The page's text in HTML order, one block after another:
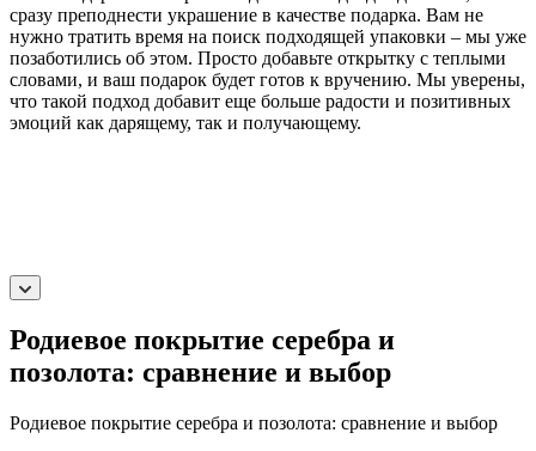
сразу преподнести украшение в качестве подарка. Вам не
нужно тратить время на поиск подходящей упаковки – мы уже
позаботились об этом. Просто добавьте открытку с теплыми
словами, и ваш подарок будет готов к вручению. Мы уверены,
что такой подход добавит еще больше радости и позитивных
эмоций как дарящему, так и получающему.
Родиевое покрытие серебра и
позолота: сравнение и выбор
Родиевое покрытие серебра и позолота: сравнение и выбор